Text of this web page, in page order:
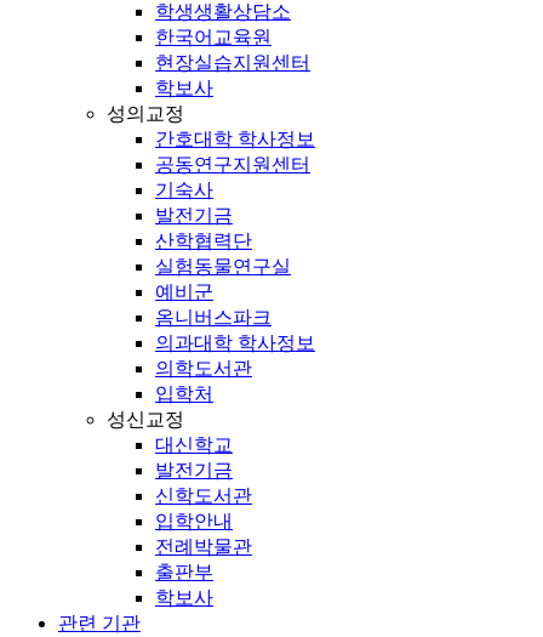
학생생활상담소
한국어교육원
현장실습지원센터
학보사
성의교정
간호대학 학사정보
공동연구지원센터
기숙사
발전기금
산학협력단
실험동물연구실
예비군
옴니버스파크
의과대학 학사정보
의학도서관
입학처
성신교정
대신학교
발전기금
신학도서관
입학안내
전례박물관
출판부
학보사
관련 기관